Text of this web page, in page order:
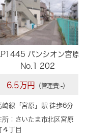
パンシオン宮原
No.1 202
6.5万円 （管理費:-）
崎線「 宮原 」駅 徒歩6分
所：さいたま市北区宮原
４丁目